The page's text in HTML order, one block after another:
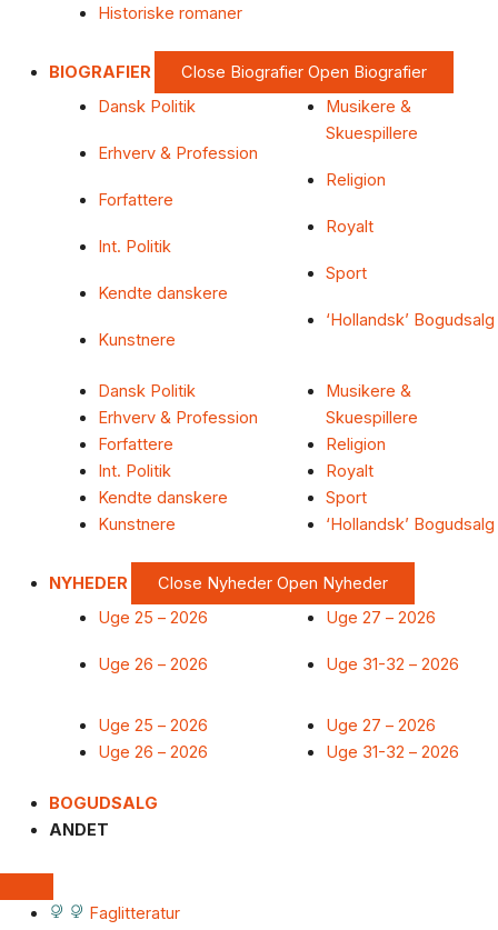
Historiske romaner
BIOGRAFIER Close Biografier Open Biografier
Dansk Politik
Erhverv & Profession
Forfattere
Int. Politik
Kendte danskere
Kunstnere
Musikere &
Skuespillere
Religion
Royalt
Sport
‘Hollandsk’ Bogudsalg
Dansk Politik
Erhverv & Profession
Forfattere
Int. Politik
Kendte danskere
Kunstnere
Musikere &
Skuespillere
Religion
Royalt
Sport
‘Hollandsk’ Bogudsalg
NYHEDER Close Nyheder Open Nyheder
Uge 25 – 2026
Uge 26 – 2026
Uge 27 – 2026
Uge 31-32 – 2026
Uge 25 – 2026
Uge 26 – 2026
Uge 27 – 2026
Uge 31-32 – 2026
BOGUDSALG
ANDET
Faglitteratur